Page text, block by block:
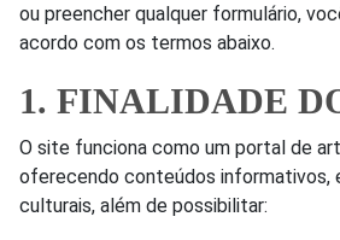
ou preencher qualquer formulário,
acordo com os termos abaixo.
1. FINALIDADE
O site funciona como um portal de
oferecendo conteúdos informativos,
culturais, além de possibilitar: